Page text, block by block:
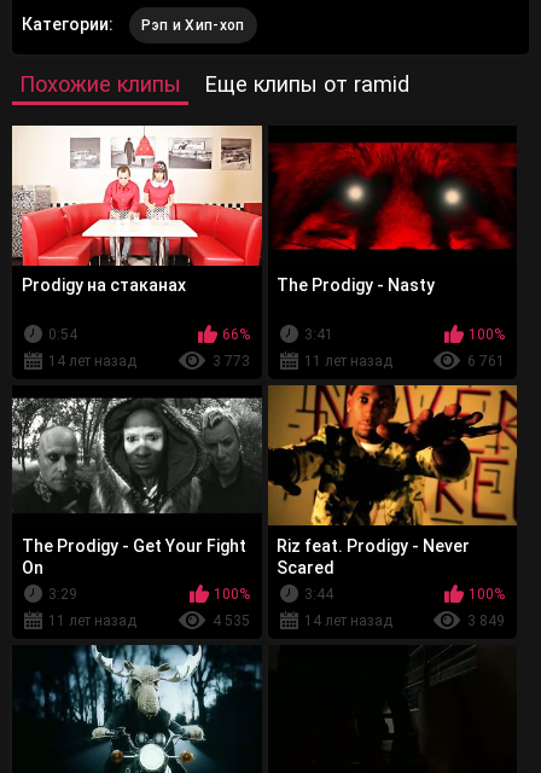
Категории: Рэп и Хип-хоп
Похожие клипы Еще клипы от ramid
Prodigy на стаканах
0:54
66%
14 лет назад
3 773
The Prodigy - Nasty
3:41
100%
11 лет назад
6 761
The Prodigy - Get Your Fight
On
3:29
100%
11 лет назад
4 535
Riz feat. Prodigy - Never
Scared
3:44
100%
14 лет назад
3 849